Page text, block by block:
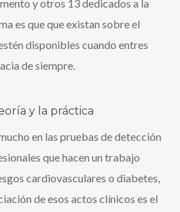
y otros 13 dedicados a la
es que que existan sobre el
disponibles cuando entres
de siempre.
y la práctica
en las pruebas de detección
que hacen un trabajo
cardiovasculares o diabetes,
de esos actos clínicos es el